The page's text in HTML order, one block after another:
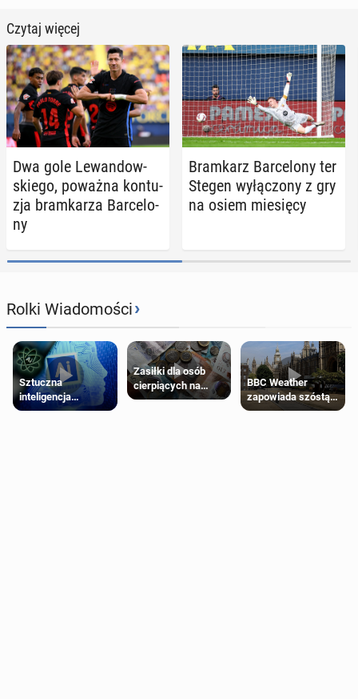
Czytaj więcej
Dwa gole Le­wan­dow­
skie­go, poważna kon­tu­
zja bram­ka­rza Bar­ce­lo­
ny
Bram­karz Bar­ce­lo­ny ter
Stegen wy­łą­czo­ny z gry
na osiem mie­się­cy
Rolki Wiadomości›
Sztuczna
inteligencja
próbowała oszukać
Zasiłki dla osób
cierpiących na
schorzenia
BBC Weather
zapowiada szóstą
falę upałów w